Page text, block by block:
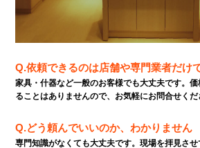
Q.依頼できるのは店舗や専門業者だけ
家具・什器など一般のお客様でも大丈夫です。
ることはありませんので、お気軽にお問合せくだ
Q.どう頼んでいいのか、わかりません
専門知識がなくても大丈夫です。現場を拝見さ